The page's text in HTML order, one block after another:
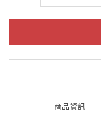
商品資訊